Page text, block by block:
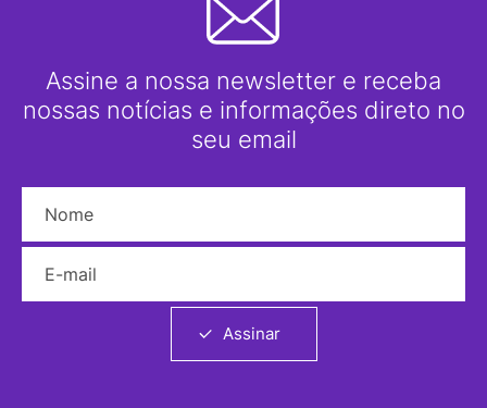
Assine a nossa newsletter e receba
nossas notícias e informações direto no
seu email
Assinar